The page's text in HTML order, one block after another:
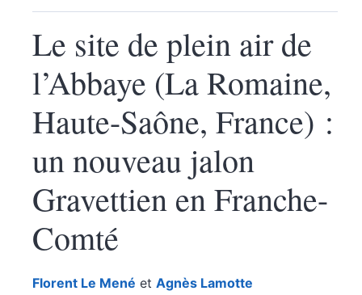
Le site de plein air de
l’Abbaye (La Romaine,
Haute-Saône, France) :
un nouveau jalon
Gravettien en Franche-
Comté
Florent Le Mené et Agnès Lamotte